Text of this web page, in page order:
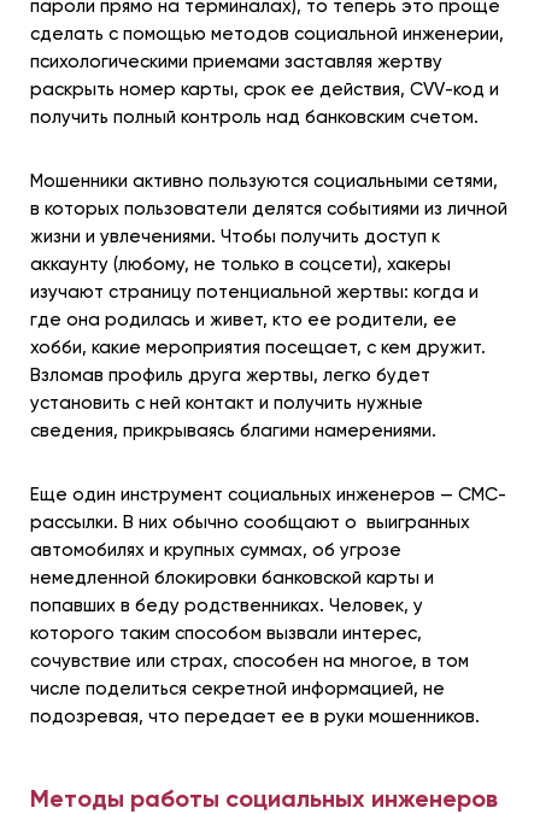
пароли прямо на терминалах), то теперь это проще
сделать с помощью методов социальной инженерии,
психологическими приемами заставляя жертву
раскрыть номер карты, срок ее действия, CVV-код и
получить полный контроль над банковским счетом.
Мошенники активно пользуются социальными сетями,
в которых пользователи делятся событиями из личной
жизни и увлечениями. Чтобы получить доступ к
аккаунту (любому, не только в соцсети), хакеры
изучают страницу потенциальной жертвы: когда и
где она родилась и живет, кто ее родители, ее
хобби, какие мероприятия посещает, с кем дружит.
Взломав профиль друга жертвы, легко будет
установить с ней контакт и получить нужные
сведения, прикрываясь благими намерениями.
Еще один инструмент социальных инженеров — СМС-
рассылки. В них обычно сообщают о выигранных
автомобилях и крупных суммах, об угрозе
немедленной блокировки банковской карты и
попавших в беду родственниках. Человек, у
которого таким способом вызвали интерес,
сочувствие или страх, способен на многое, в том
числе поделиться секретной информацией, не
подозревая, что передает ее в руки мошенников.
Методы работы социальных инженеров